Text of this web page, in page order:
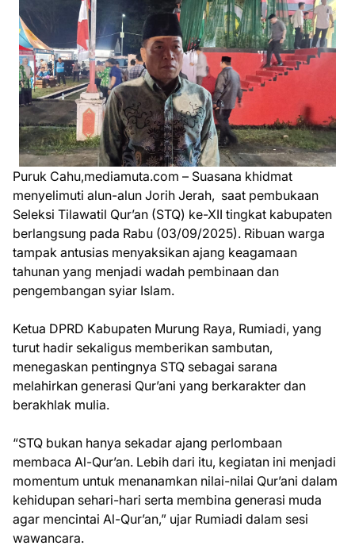
Puruk Cahu,mediamuta.com – Suasana khidmat
menyelimuti alun-alun Jorih Jerah, saat pembukaan
Seleksi Tilawatil Qur’an (STQ) ke-XII tingkat kabupaten
berlangsung pada Rabu (03/09/2025). Ribuan warga
tampak antusias menyaksikan ajang keagamaan
tahunan yang menjadi wadah pembinaan dan
pengembangan syiar Islam.
Ketua DPRD Kabupaten Murung Raya, Rumiadi, yang
turut hadir sekaligus memberikan sambutan,
menegaskan pentingnya STQ sebagai sarana
melahirkan generasi Qur’ani yang berkarakter dan
berakhlak mulia.
“STQ bukan hanya sekadar ajang perlombaan
membaca Al-Qur’an. Lebih dari itu, kegiatan ini menjadi
momentum untuk menanamkan nilai-nilai Qur’ani dalam
kehidupan sehari-hari serta membina generasi muda
agar mencintai Al-Qur’an,” ujar Rumiadi dalam sesi
wawancara.